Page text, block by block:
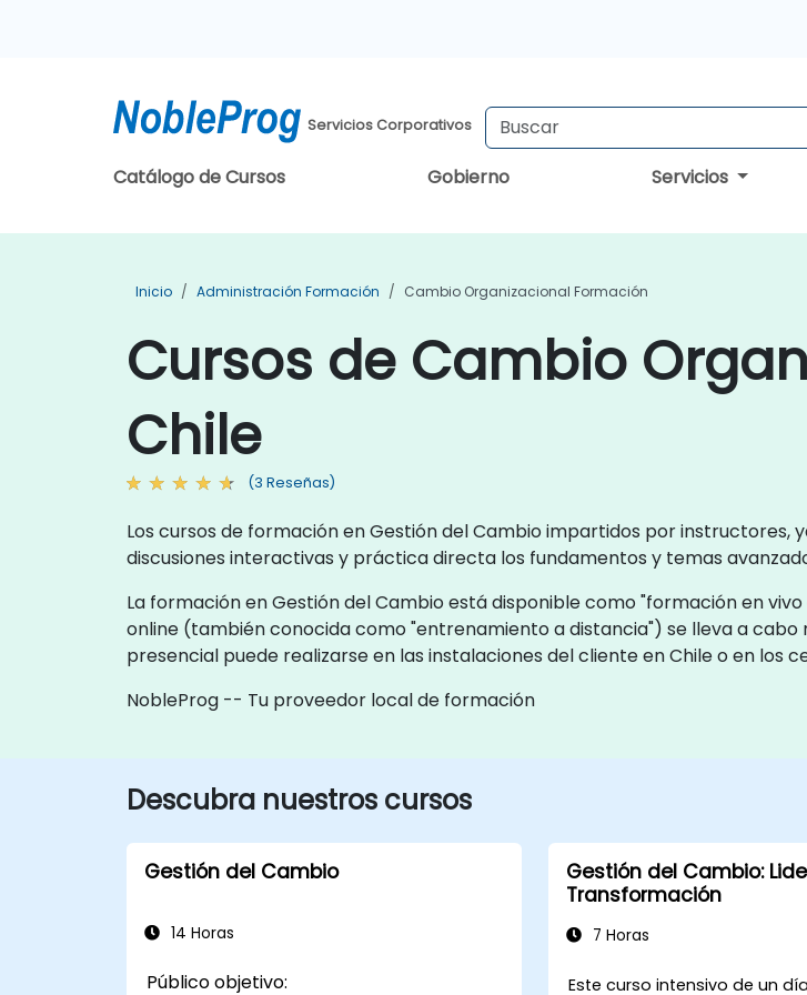
Servicios Corporativos
Catálogo de Cursos Gobierno Servicios
Inicio Administración Formación Cambio Organizacional Formación
Cursos de Cambio
Chile
(3 Reseñas)
Los cursos de formación en Gestión del Cambio impartidos por instructores,
discusiones interactivas y práctica directa los fundamentos y temas
La formación en Gestión del Cambio está disponible como "formación en
online (también conocida como "entrenamiento a distancia") se lleva a cabo
presencial puede realizarse en las instalaciones del cliente en Chile o en los
NobleProg -- Tu proveedor local de formación
Descubra nuestros cursos
Gestión del Cambio
14 Horas
Público objetivo:
Gestión del Cambio:
Transformación
7 Horas
Este curso intensivo de un